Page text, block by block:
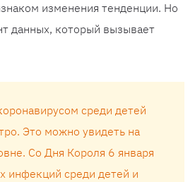
изменения тенденции. Но
данных, который вызывает
среди детей
Это можно увидеть на
Со Дня Короля 6 января
инфекций среди детей и